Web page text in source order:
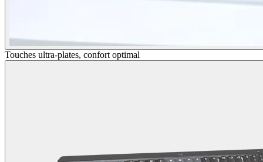
Touches ultra-plates, confort optimal